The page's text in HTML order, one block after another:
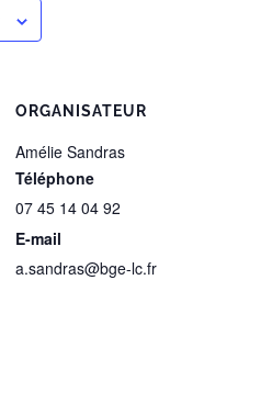
ORGANISATEUR
Amélie Sandras
Téléphone
07 45 14 04 92
E-mail
a.sandras@bge-lc.fr